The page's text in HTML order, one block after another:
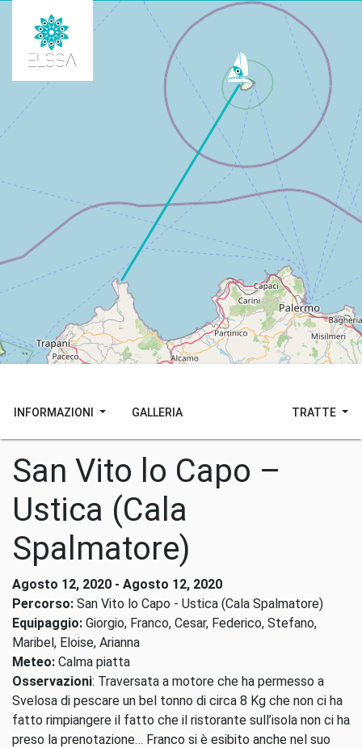
INFORMAZIONI GALLERIA TRATTE
San Vito lo Capo –
Ustica (Cala
Spalmatore)
Agosto 12, 2020 - Agosto 12, 2020
Percorso: San Vito lo Capo - Ustica (Cala Spalmatore)
Equipaggio: Giorgio, Franco, Cesar, Federico, Stefano,
Maribel, Eloise, Arianna
Meteo: Calma piatta
Osservazioni: Traversata a motore che ha permesso a
Svelosa di pescare un bel tonno di circa 8 Kg che non ci ha
fatto rimpiangere il fatto che il ristorante sull’isola non ci ha
preso la prenotazione… Franco si è esibito anche nel suo